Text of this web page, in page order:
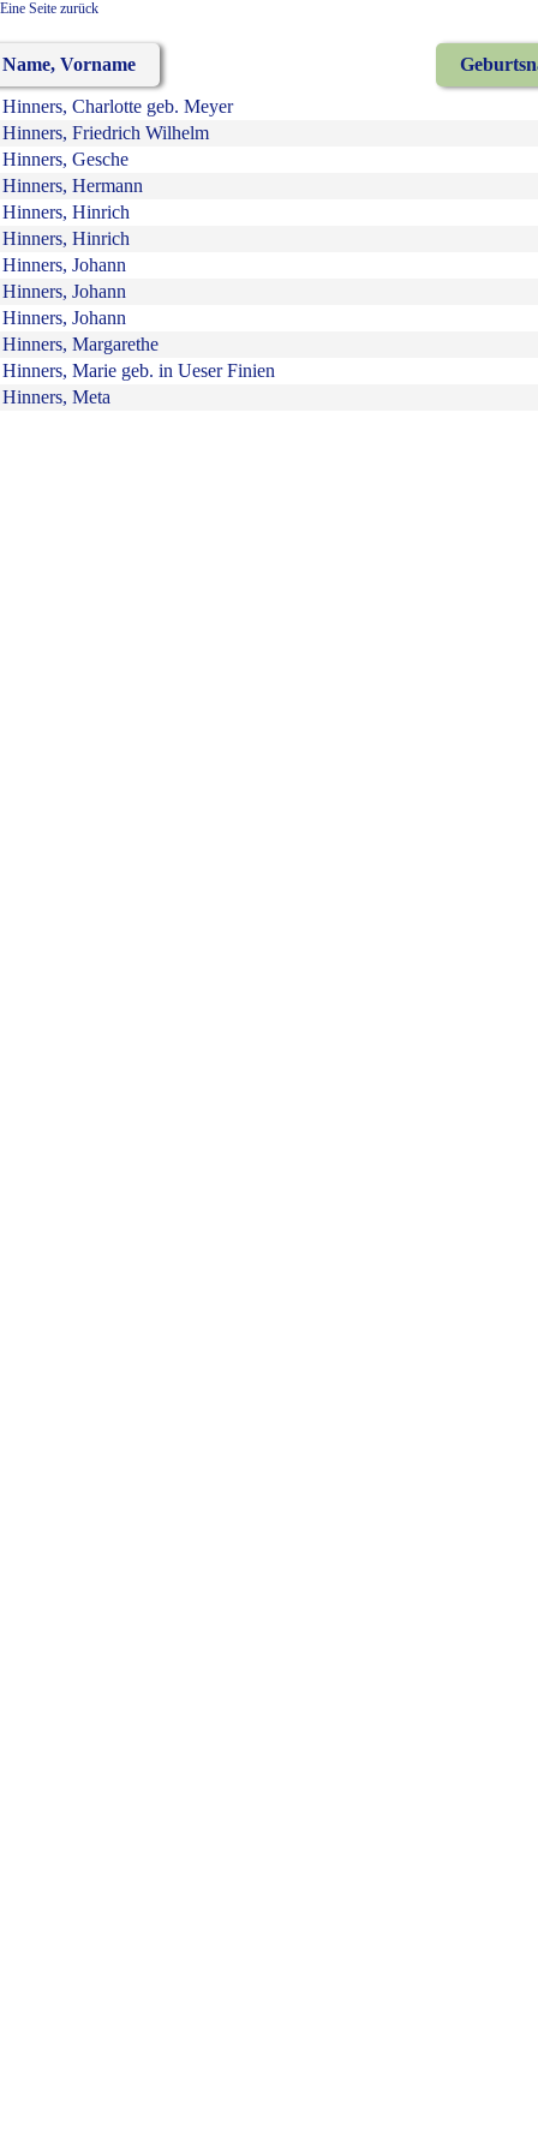
Eine Seite zurück
Name, Vorname
Hinners, Charlotte geb. Meyer
Hinners, Friedrich Wilhelm
Hinners, Gesche
Hinners, Hermann
Hinners, Hinrich
Hinners, Hinrich
Hinners, Johann
Hinners, Johann
Hinners, Johann
Hinners, Margarethe
Hinners, Marie geb. in Ueser Finien
Hinners, Meta